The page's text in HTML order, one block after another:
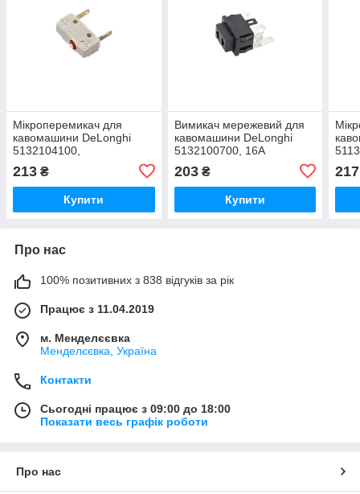
Мікроперемикач для
кавомашини DeLonghi
5132104100,
213 ₴
Купити
Вимикач мережевий для
кавомашини DeLonghi
5132100700, 16A
203₴
Купити
217
Про нас
100% позитивних з 838 відгуків за рік
Працює з 11.04.2019
м. Менделєєвка
Менделєєвка, Україна
Контакти
Сьогодні працює з 09:00 до 18:00
Показати весь графік роботи
Про нас